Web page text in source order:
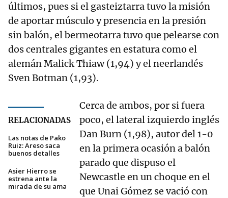
últimos, pues si el gasteiztarra tuvo la misión
de aportar músculo y presencia en la presión
sin balón, el bermeotarra tuvo que pelearse con
dos centrales gigantes en estatura como el
alemán Malick Thiaw (1,94) y el neerlandés
Sven Botman (1,93).
RELACIONADAS
Las notas de Pako
Ruiz: Areso saca
buenos detalles
Asier Hierro se
estrena ante la
mirada de su ama
Cerca de ambos, por si fuera
poco, el lateral izquierdo inglés
Dan Burn (1,98), autor del 1-0
en la primera ocasión a balón
parado que dispuso el
Newcastle en un choque en el
que Unai Gómez se vació con